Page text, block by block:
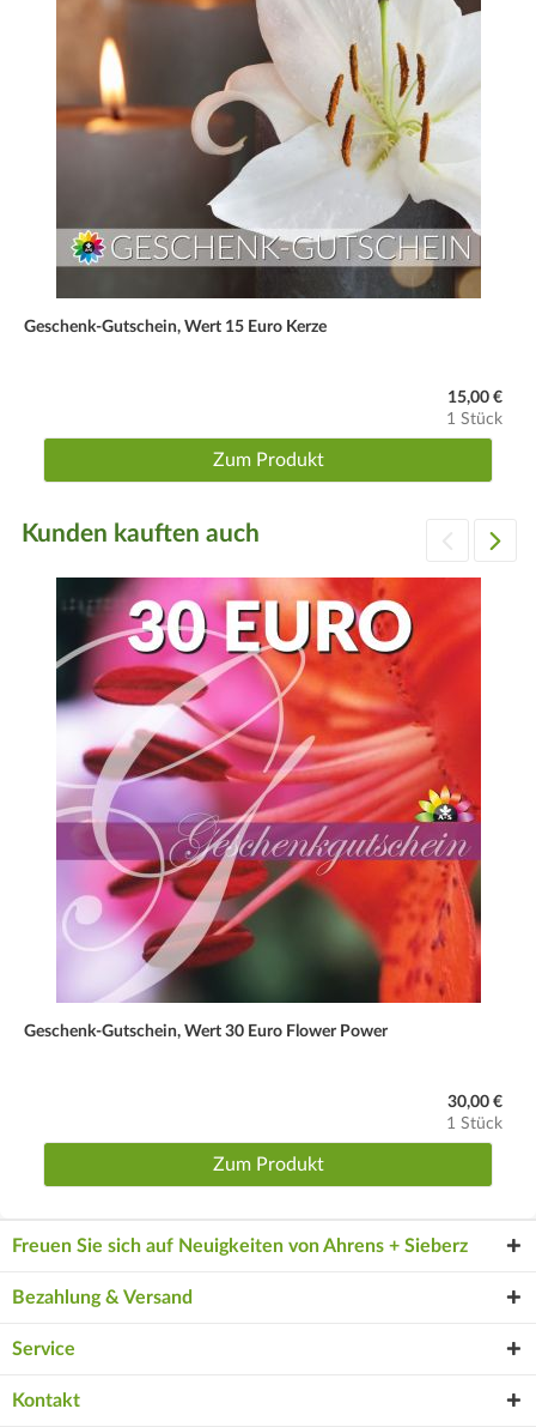
Geschenk-Gutschein, Wert 15 Euro Kerze
15,00 €
1 Stück
Zum Produkt
Kunden kauften auch
Geschenk-Gutschein, Wert 30 Euro Flower Power
30,00 €
1 Stück
Zum Produkt
Freuen Sie sich auf Neuigkeiten von Ahrens + Sieberz
Bezahlung & Versand
Service
Kontakt